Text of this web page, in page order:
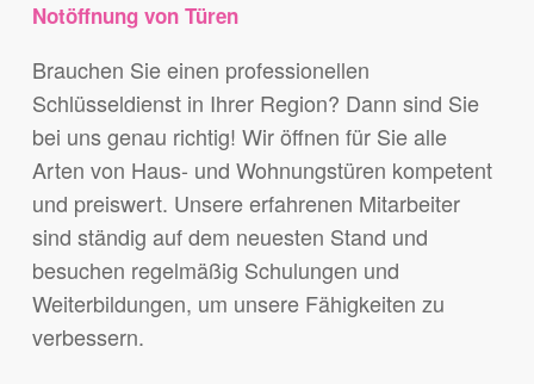
Notöffnung von Türen
Brauchen Sie einen professionellen
Schlüsseldienst in Ihrer Region? Dann sind Sie
bei uns genau richtig! Wir öffnen für Sie alle
Arten von Haus- und Wohnungstüren kompetent
und preiswert. Unsere erfahrenen Mitarbeiter
sind ständig auf dem neuesten Stand und
besuchen regelmäßig Schulungen und
Weiterbildungen, um unsere Fähigkeiten zu
verbessern.